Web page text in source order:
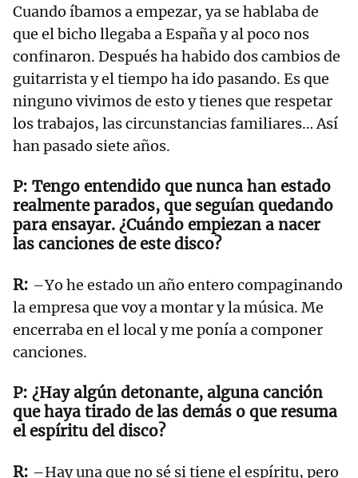
Cuando íbamos a empezar, ya se hablaba de
que el bicho llegaba a España y al poco nos
confinaron. Después ha habido dos cambios de
guitarrista y el tiempo ha ido pasando. Es que
ninguno vivimos de esto y tienes que respetar
los trabajos, las circunstancias familiares… Así
han pasado siete años.
Tengo entendido que nunca han estado
realmente parados, que seguían quedando
para ensayar. ¿Cuándo empiezan a nacer
las canciones de este disco?
–Yo he estado un año entero compaginando
la empresa que voy a montar y la música. Me
encerraba en el local y me ponía a componer
canciones.
¿Hay algún detonante, alguna canción
que haya tirado de las demás o que resuma
el espíritu del disco?
–Hay una que no sé si tiene el espíritu, pero